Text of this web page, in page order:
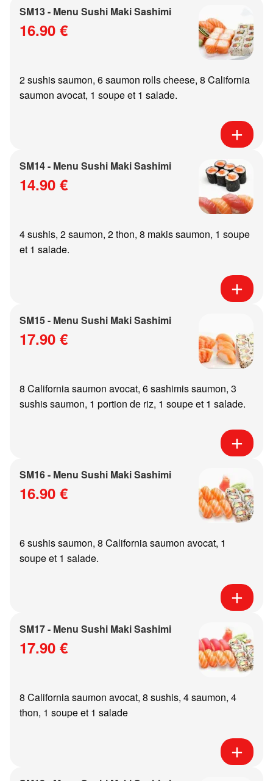
SM13 - Menu Sushi Maki Sashimi
16.90 €
2 sushis saumon, 6 saumon rolls cheese, 8 California
saumon avocat, 1 soupe et 1 salade.
SM14 - Menu Sushi Maki Sashimi
14.90 €
4 sushis, 2 saumon, 2 thon, 8 makis saumon, 1 soupe
et 1 salade.
SM15 - Menu Sushi Maki Sashimi
17.90 €
8 California saumon avocat, 6 sashimis saumon, 3
sushis saumon, 1 portion de riz, 1 soupe et 1 salade.
SM16 - Menu Sushi Maki Sashimi
16.90 €
6 sushis saumon, 8 California saumon avocat, 1
soupe et 1 salade.
SM17 - Menu Sushi Maki Sashimi
17.90 €
8 California saumon avocat, 8 sushis, 4 saumon, 4
thon, 1 soupe et 1 salade